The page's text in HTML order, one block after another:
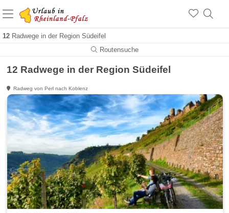
12 Radwege in der Region Südeifel
Routensuche
+1.500 Unterkünfte in Rheinland-Pfalz
+1.000 Sehenswürdigkeiten
12 Radwege in der Region Südeifel
Radweg von Perl nach Koblenz